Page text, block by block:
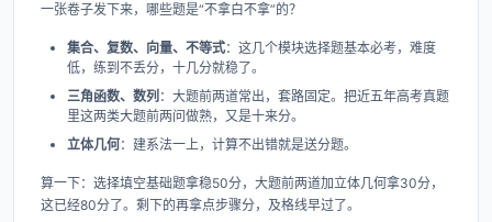
一张卷子发下来，哪些题是“不拿白不拿”的？
集合、复数、向量、不等式：这几个模块选择题基本必考，难度
低，练到不丢分，十几分就稳了。
三角函数、数列 ：大题前两道常出，套路固定。把近五年高考真题
里这两类大题前两问做熟，又是十来分。
立体几何：建系法一上，计算不出错就是送分题。
算一下：选择填空基础题拿稳50分，大题前两道加立体几何拿30分，
这已经80分了。剩下的再拿点步骤分，及格线早过了。